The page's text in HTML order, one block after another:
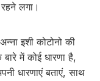
लगा।
इशी कोटोनो की
में कोई धारणा है,
धारणाएं बताएं, साथ